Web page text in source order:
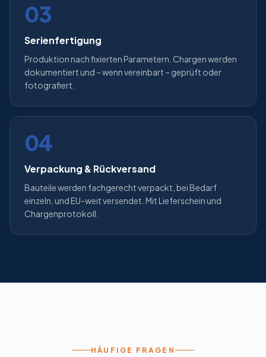
03
Serienfertigung
Produktion nach fixierten Parametern. Chargen werden
dokumentiert und – wenn vereinbart – geprüft oder
fotografiert.
04
Verpackung & Rückversand
Bauteile werden fachgerecht verpackt, bei Bedarf
einzeln, und EU-weit versendet. Mit Lieferschein und
Chargenprotokoll.
HÄUFIGE FRAGEN